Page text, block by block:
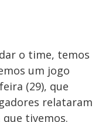
o time, temos
um jogo
(29), que
relataram
que tivemos.